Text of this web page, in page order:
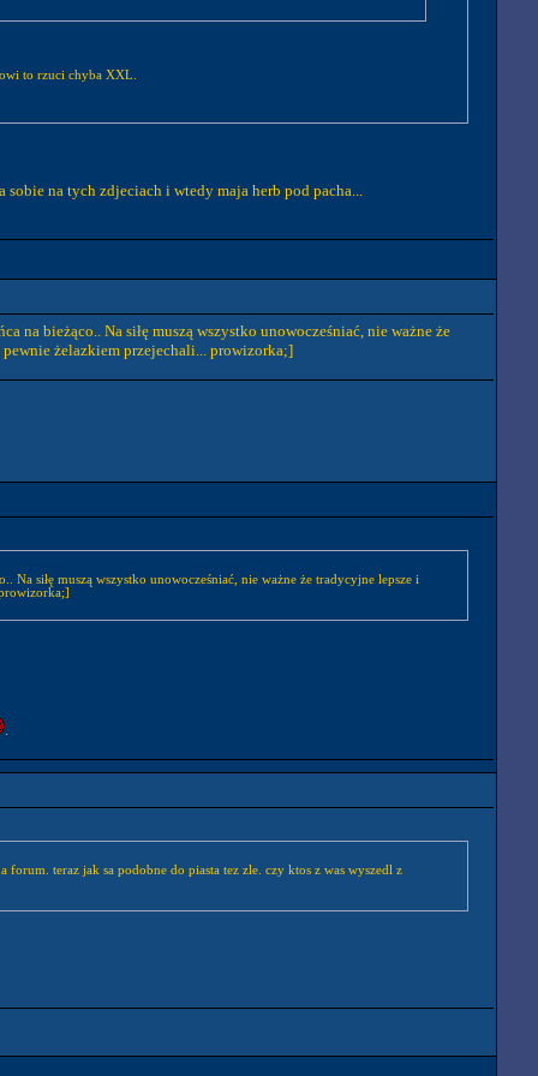
to rzuci chyba XXL.
na tych zdjeciach i wtedy maja herb pod pacha...
na bieżąco.. Na siłę muszą wszystko unowocześniać, nie ważne że
żelazkiem przejechali... prowizorka;]
siłę muszą wszystko unowocześniać, nie ważne że tradycyjne lepsze i
teraz jak sa podobne do piasta tez zle. czy ktos z was wyszedl z